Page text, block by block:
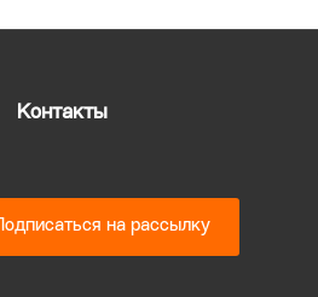
Контакты
Подписаться на рассылку